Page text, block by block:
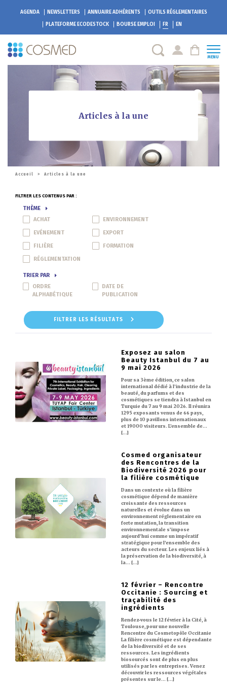
AGENDA NEWSLETTERS ANNUAIRE ADHÉRENTS
OUTILS RÉGLEMENTAIRES
PLATEFORME ECODESTOCK BOURSE EMPLOI FR EN
MENU
Articles à la une
Accueil > Articles à la une
FILTRER LES CONTENUS PAR :
THÈME
ACHAT
ENVIRONNEMENT
EVÉNEMENT
EXPORT
FILIÈRE
FORMATION
RÉGLEMENTATION
TRIER PAR
ORDRE
ALPHABÉTIQUE
DATE DE
PUBLICATION
FILTRER LES RÉSULTATS
Exposez au salon
Beauty Istanbul du 7 au
9 mai 2026
Pour sa 3ème édition, ce salon
international dédié à l’industrie de la
beauté, du parfums et des
cosmétiques se tiendra à Istanbul en
Turquie du 7 au 9 mai 2026. Il réunira
1295 exposants venus de 66 pays,
plus de 10 pavillons internationaux
et 19000 visiteurs. L’ensemble de…
[...]
Cosmed organisateur
des Rencontres de la
Biodiversité 2026 pour
la filière cosmétique
Dans un contexte où la filière
cosmétique dépend de manière
croissante des ressources
naturelles et évolue dans un
environnement réglementaire en
forte mutation, la transition
environnementale s’impose
aujourd’hui comme un impératif
stratégique pour l’ensemble des
acteurs du secteur. Les enjeux liés à
la préservation de la biodiversité, à
la… [...]
12 février – Rencontre
Occitanie : Sourcing et
traçabilité des
ingrédients
Rendez-vous le 12 février à la Cité, à
Toulouse, pour une nouvelle
Rencontre du Cosmetopôle Occitanie
La filière cosmétique est dépendante
de la biodiversité et de ses
ressources. Les ingrédients
biosourcés sont de plus en plus
utilisés par les entreprises. Venez
découvrir les ressources végétales
présentes sur le… [...]